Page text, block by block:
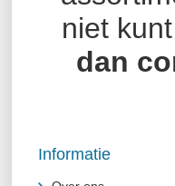
niet
dan
Informatie